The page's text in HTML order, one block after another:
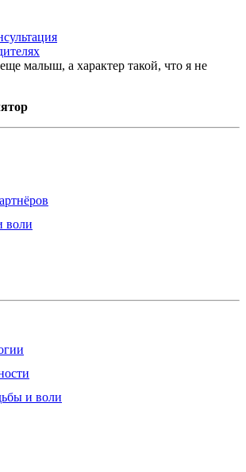
малыш, а характер такой, что я не
воли
и воли